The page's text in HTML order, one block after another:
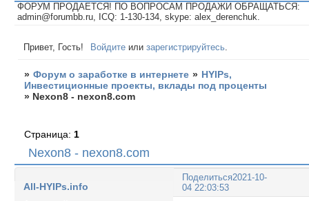
ФОРУМ ПРОДАЕТСЯ! ПО ВОПРОСАМ ПРОДАЖИ ОБРАЩАТЬСЯ:
admin@forumbb.ru, ICQ: 1-130-134, skype: alex_derenchuk.
Привет, Гость! Войдите илизарегистрируйтесь
» Форум о заработке в интернете » HYIPs,
Инвестиционные проекты, вклады под проценты
» Nexon8 - nexon8.com
Nexon8 - nexon8.com
Страница: 1
Поделиться2021-10-
04 22:03:53
All-HYIPs.info